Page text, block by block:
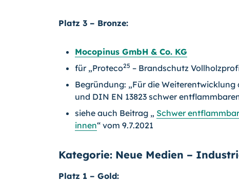
Platz 3 – Bronze:
Mocopinus GmbH & Co. KG
für „Proteco25 – Brandschutz
Begründung: „Für die Weiterentwicklung
und DIN EN 13823 schwer
siehe auch Beitrag „ Schwer
innen“ vom 9.7.2021
Kategorie: Neue Medien –
Platz 1 – Gold: